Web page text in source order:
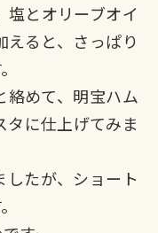
とオリーブオイ
えると、さっぱり
絡めて、明宝ハム
に仕上げてみま
たが、ショート